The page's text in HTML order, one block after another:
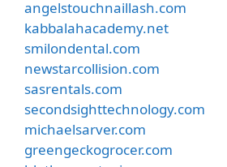
angelstouchnaillash.com
kabbalahacademy.net
smilondental.com
newstarcollision.com
sasrentals.com
secondsighttechnology.com
michaelsarver.com
greengeckogrocer.com